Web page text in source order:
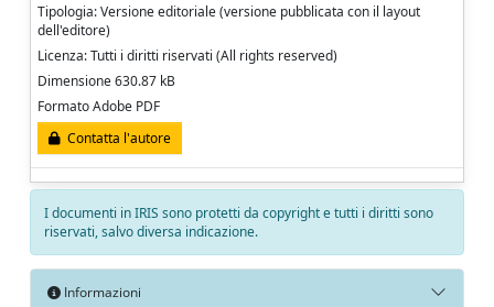
Tipologia: Versione editoriale (versione pubblicata con il layout
dell'editore)
Licenza: Tutti i diritti riservati (All rights reserved)
Dimensione 630.87 kB
Formato Adobe PDF
Contatta l'autore
I documenti in IRIS sono protetti da copyright e tutti i diritti sono
riservati, salvo diversa indicazione.
Informazioni